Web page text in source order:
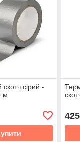
сірий -
м
425